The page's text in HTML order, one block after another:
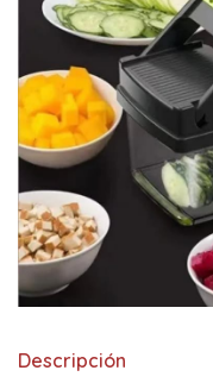
Descripción